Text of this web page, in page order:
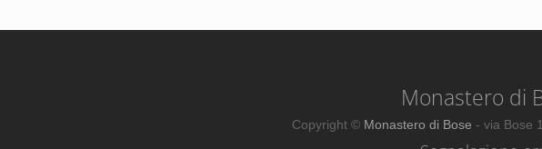
Monastero di
Copyright © Monastero di Bose - via Bose